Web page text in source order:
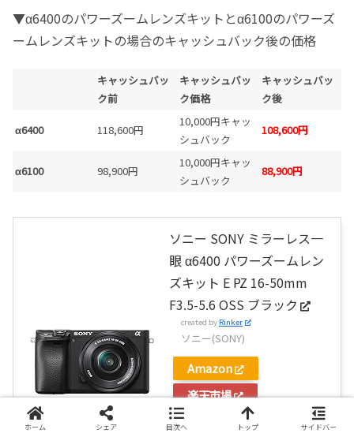
▼α6400のパワーズームレンズキットとα6100のパワーズ
ームレンズキットの場合のキャッシュバック後の価格
キャッシュバッ
ク前
キャッシュバッ
ク価格
キャッシュバッ
ク後
α6400 118,600円
10,000円キャッ
シュバック
108,600円
α6100 98,900円
10,000円キャッ
シュバック
88,900円
ソニー SONY ミラーレス一
眼 α6400 パワーズームレン
ズキット E PZ 16-50mm
F3.5-5.6 OSS ブラック
created by Rinker
ソニー(SONY)
Amazon
楽天市場
Yahooショッピング
ホーム シェア 目次へ トップ サイドバー